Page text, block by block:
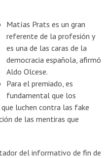
Matías Prats es un gran
referente de la profesión y
es una de las caras de la
democracia española, afirmó
Aldo Olcese.
Para el premiado, es
fundamental que los
luchen contra las fake
de las mentiras que
del informativo de fin de